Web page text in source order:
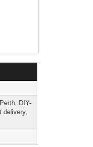
DIY-
delivery,